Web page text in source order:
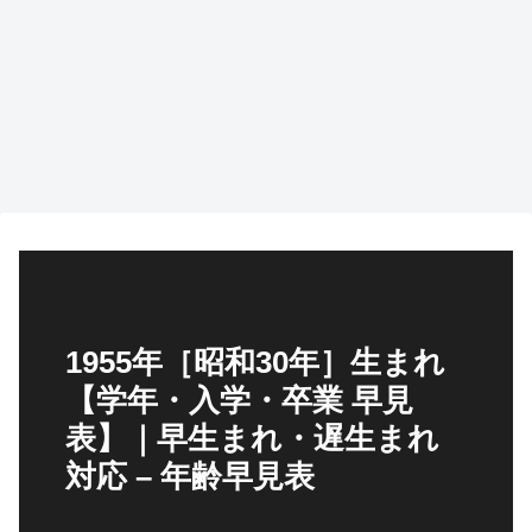
1955年［昭和30年］生まれ
【学年・入学・卒業 早見
表】｜早生まれ・遅生まれ
対応 – 年齢早見表